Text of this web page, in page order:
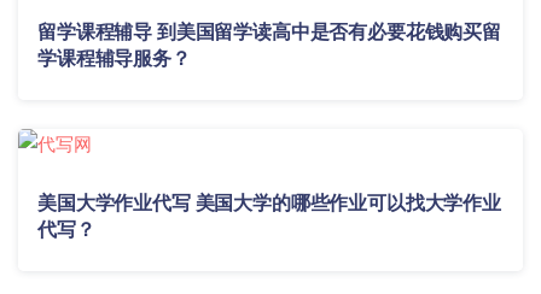
留学课程辅导 到美国留学读高中是否有必要花钱购买留
学课程辅导服务？
美国大学作业代写 美国大学的哪些作业可以找大学作业
代写？